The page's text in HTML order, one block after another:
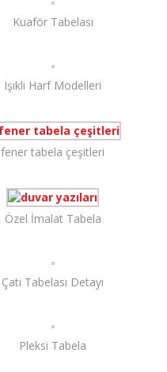
Kuaför Tabelası
Işıklı Harf Modelleri
fener tabela çeşitleri
Özel İmalat Tabela
Çatı Tabelası Detayı
Pleksi Tabela